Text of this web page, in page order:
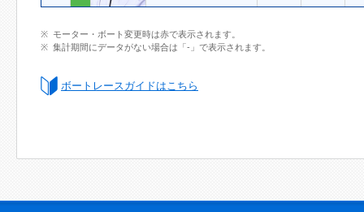
モーター・ボート変更時は赤で表示されます。
集計期間にデータがない場合は「-」で表示されます。
ボートレースガイドはこちら